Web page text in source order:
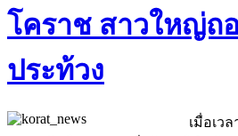
โคราช สาวใหญ่ถ
ประท้วง
เมื่อเว